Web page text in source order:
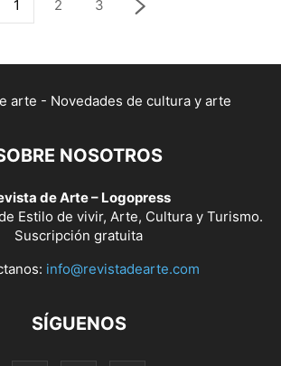
1 2 3
NOSOTROS
de Arte – Logopress
Estilo de vivir, Arte, Cultura y Turismo.
Suscripción gratuita
info@revistadearte.com
SÍGUENOS